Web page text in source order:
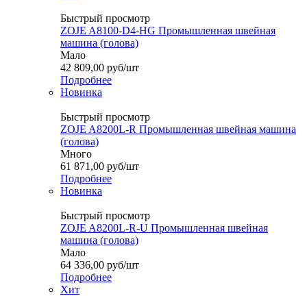
Быстрый просмотр
ZOJE A8100-D4-HG Промышленная швейная
машина (голова)
Мало
42 809,00 руб/шт
Подробнее
Новинка
Быстрый просмотр
ZOJE A8200L-R Промышленная швейная машина
(голова)
Много
61 871,00 руб/шт
Подробнее
Новинка
Быстрый просмотр
ZOJE A8200L-R-U Промышленная швейная
машина (голова)
Мало
64 336,00 руб/шт
Подробнее
Хит